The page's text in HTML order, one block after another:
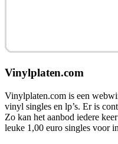
Vinylplaten.com
Vinylplaten.com is een
vinyl singles en lp’s. Er is
Zo kan het aanbod iedere
leuke 1,00 euro singles voor